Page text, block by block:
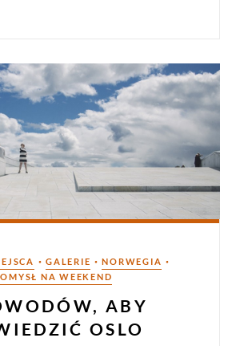
• GALERIE • NORWEGIA •
NA WEEKEND
ABY
OSLO